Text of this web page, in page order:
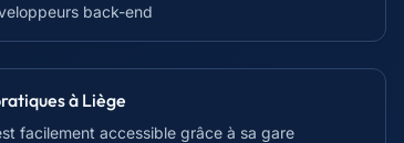
back-end
à Liège
facilement accessible grâce à sa gare